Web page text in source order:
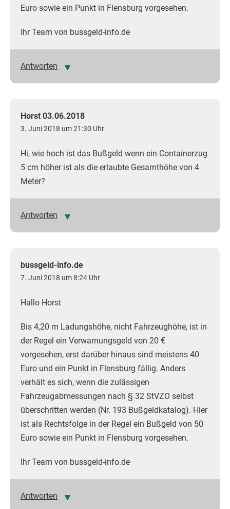
Euro sowie ein Punkt in Flensburg vorgesehen.
Ihr Team von bussgeld-info.de
Antworten
Horst 03.06.2018
3. Juni 2018 um 21:30 Uhr
Hi, wie hoch ist das Bußgeld wenn ein Containerzug
5 cm höher ist als die erlaubte Gesamthöhe von 4
Meter?
Antworten
bussgeld-info.de
7. Juni 2018 um 8:24 Uhr
Hallo Horst
Bis 4,20 m Ladungshöhe, nicht Fahrzeughöhe, ist in
der Regel ein Verwarnungsgeld von 20 €
vorgesehen, erst darüber hinaus sind meistens 40
Euro und ein Punkt in Flensburg fällig. Anders
verhält es sich, wenn die zulässigen
Fahrzeugabmessungen nach § 32 StVZO selbst
überschritten werden (Nr. 193 Bußgeldkatalog). Hier
ist als Rechtsfolge in der Regel ein Bußgeld von 50
Euro sowie ein Punkt in Flensburg vorgesehen.
Ihr Team von bussgeld-info.de
Antworten